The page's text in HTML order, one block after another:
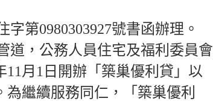
字第0980303927號書函辦理。
道，公務人員住宅及福利委員會
11 月 1 日 開辦「築巢優利貸」以
繼續服務同仁，「築巢優利